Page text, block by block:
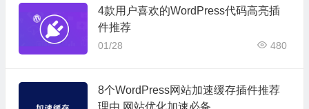
4款用户喜欢的WordPress代码高亮插
件推荐
01/28 480
8个WordPress网站加速缓存插件推荐
理由 网站优化加速必备